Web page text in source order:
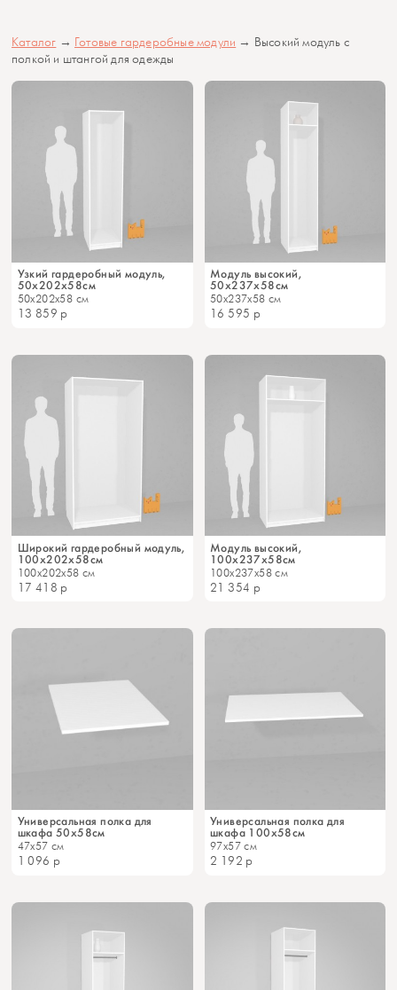
Каталог → Готовые гардеробные модули → Высокий модуль с
полкой и штангой для одежды
Узкий гардеробный модуль,
50x202х58см
50x202x58 см
13 859 р
Модуль высокий,
50х237х58см
50x237x58 см
16 595 р
Широкий гардеробный модуль,
100x202х58см
100x202x58 см
17 418 р
Модуль высокий,
100х237х58см
100x237x58 см
21 354 р
Универсальная полка для
шкафа 50х58см
47x57 см
1 096 р
Универсальная полка для
шкафа 100х58см
97x57 см
2 192 р